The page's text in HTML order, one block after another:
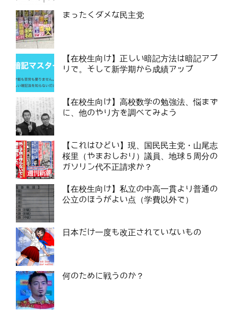
まったくダメな民主党
【在校生向け】正しい暗記方法は暗記アプ
リで。そして新学期から成績アップ
【在校生向け】高校数学の勉強法、悩まず
に、他のやり方を調べてみよう
【これはひどい】現、国民民主党・山尾志
桜里（やまおしおり）議員、地球５周分の
ガソリン代不正請求か？
【在校生向け】私立の中高一貫より普通の
公立のほうがよい点（学費以外で）
日本だけ一度も改正されていないもの
何のために戦うのか？